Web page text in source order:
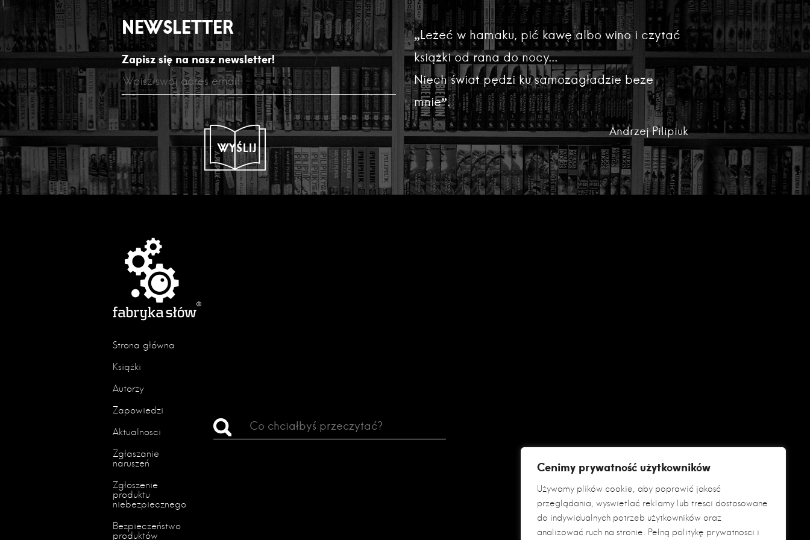
Cenimy prywatność użytkowników
Używamy plików cookie, aby poprawić jakość
przeglądania, wyświetlać reklamy lub treści dostosowane
do indywidualnych potrzeb użytkowników oraz
analizować ruch na stronie. Pełną politykę prywatności i
NEWSLETTER
Zapisz się na nasz newsletter!
WYŚLIJ
„Leżeć w hamaku, pić kawę albo wino i czytać
książki od rana do nocy...
Niech świat pędzi ku samozagładzie beze
mnie”.
Andrzej Pilipiuk
Strona główna
Książki
Autorzy
Zapowiedzi
Aktualności
Zgłaszanie
naruszeń
Zgłoszenie
produktu
niebezpiecznego
Bezpieczeństwo
produktów